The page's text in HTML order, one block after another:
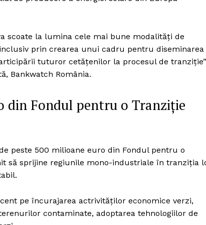
scoate la lumina cele mai bune modalități de
prin crearea unui cadru pentru diseminarea
tuturor cetățenilor la procesul de tranziție”
Bankwatch România.
din Fondul pentru o Tranziție
peste 500 milioane euro din Fondul pentru o
să sprijine regiunile mono-industriale în tranziția
pe încurajarea actrivităților economice verzi,
contaminate, adoptarea tehnologiilor de